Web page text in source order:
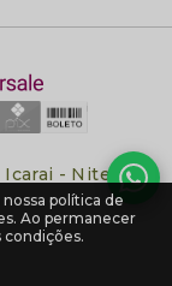
Icarai - Niteroi-
política de
Ao permanecer